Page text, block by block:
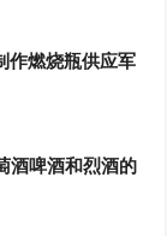
作燃烧瓶供应军
酒啤酒和烈酒的